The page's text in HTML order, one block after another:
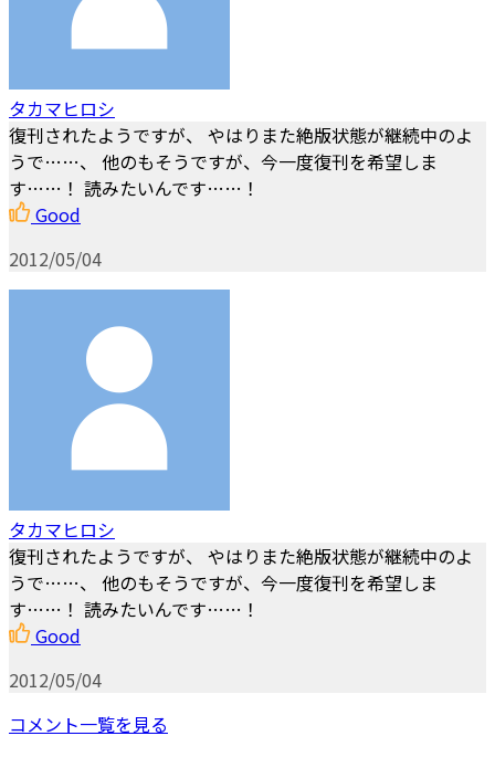
タカマヒロシ
復刊されたようですが、 やはりまた絶版状態が継続中のよ
うで……、 他のもそうですが、今一度復刊を希望しま
す……！ 読みたいんです……！
Good
2012/05/04
タカマヒロシ
復刊されたようですが、 やはりまた絶版状態が継続中のよ
うで……、 他のもそうですが、今一度復刊を希望しま
す……！ 読みたいんです……！
Good
2012/05/04
コメント一覧を見る